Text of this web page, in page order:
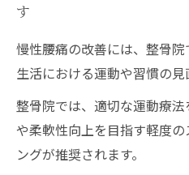
す
慢性腰痛の改善には、整骨
生活における運動や習慣の見
整骨院では、適切な運動療
や柔軟性向上を目指す軽度
ングが推奨されます。